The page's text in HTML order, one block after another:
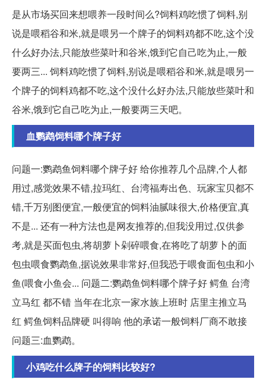
是从市场买回来想喂养一段时间么?饲料鸡吃惯了饲料,别
说是喂稻谷和米,就是喂另一个牌子的饲料鸡都不吃,这个没
什么好办法,只能放些菜叶和谷米,饿到它自己吃为止,一般
要两三... 饲料鸡吃惯了饲料,别说是喂稻谷和米,就是喂另一
个牌子的饲料鸡都不吃,这个没什么好办法,只能放些菜叶和
谷米,饿到它自己吃为止,一般要两三天吧。
血鹦鹉饲料哪个牌子好
问题一:鹦鹉鱼饲料哪个牌子好 给你推荐几个品牌,个人都
用过,感觉效果不错,拉玛红、台湾福寿出色、玩家宝贝都不
错,千万别图便宜,一般便宜的饲料油腻味很大,价格便宜,真
不是... 还有一种方法也是网友推荐的,但我没用过,仅供参
考,就是买面包虫,将胡萝卜剁碎喂食,在将吃了胡萝卜的面
包虫喂食鹦鹉鱼,据说效果非常好,但我恐于喂食面包虫和小
鱼(喂食小鱼会... 问题二:鹦鹉鱼饲料哪个牌子好 鳄鱼 台湾
立马红 都不错 当年在北京一家水族上班时 店里主推立马
红 鳄鱼饲料品牌硬 叫得响 他的承诺一般饲料厂商不敢接
问题三:血鹦鹉。
小鸡吃什么牌子的饲料比较好?